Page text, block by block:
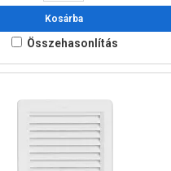
Kosárba
Összehasonlítás